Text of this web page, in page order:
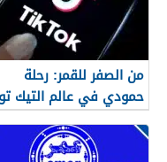
من الصفر للقمر: رحلة
حمودي في عالم التيك
وسر الشهرة مع متجر A2G